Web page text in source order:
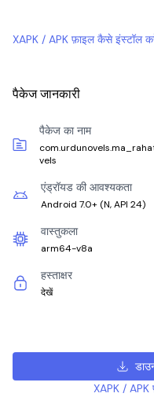
XAPK / APK फ़ाइल कैसे इंस्टॉल
पैकेज जानकारी
पैकेज का नाम
vels
एंड्रॉयड की आवश्यकता
Android 7.0+ (N, API 24)
वास्तुकला
arm64-v8a
हस्ताक्षर
देखें
XAPK /